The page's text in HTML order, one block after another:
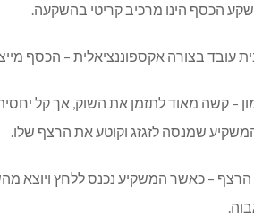
הכסף הינו מרכיב קריטי בהשקעה.
עובד בצורה אקספוננציאלית – הכסף
– קשה מאוד לתזמן את השוק, אך קל
שמנסה לזגזג וקוטע את הרצף שלו.
– כאשר המשקיע נכנס ללחץ ויוצא